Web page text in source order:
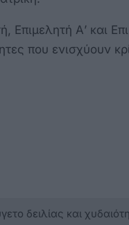
Α’ και
που ενισχύουν
δειλίας και